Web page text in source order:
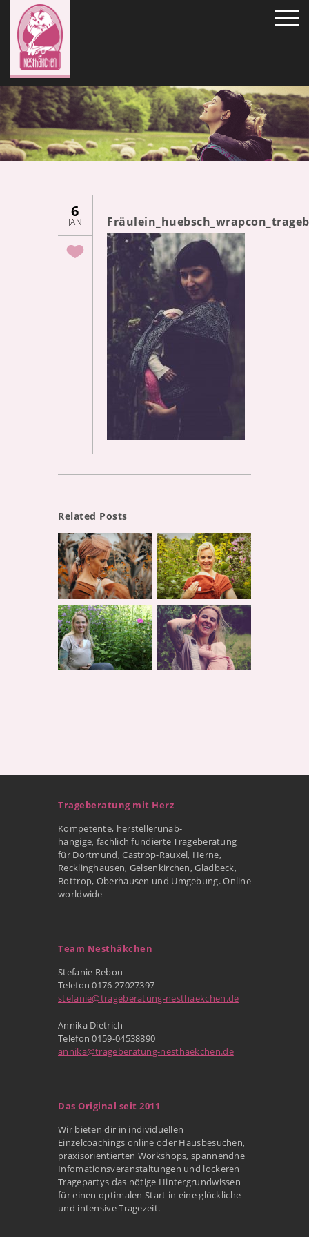
6
JAN
Related Posts
Trageberatung mit Herz
Kompetente, herstellerunab-
hängige, fachlich fundierte Trageberatung
für Dortmund, Castrop-Rauxel, Herne,
Recklinghausen, Gelsenkirchen, Gladbeck,
Bottrop, Oberhausen und Umgebung. Online
worldwide
Team Nesthäkchen
Stefanie Rebou
Telefon 0176 27027397
stefanie@trageberatung-nesthaekchen.de
Annika Dietrich
Telefon 0159-04538890
annika@trageberatung-nesthaekchen.de
Das Original seit 2011
Wir bieten dir in individuellen
Einzelcoachings online oder Hausbesuchen,
praxisorientierten Workshops, spannendne
Infomationsveranstaltungen und lockeren
Tragepartys das nötige Hintergrundwissen
für einen optimalen Start in eine glückliche
und intensive Tragezeit.